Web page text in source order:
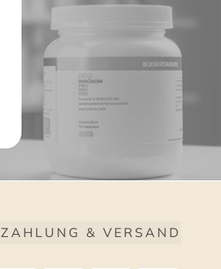
ZAHLUNG & VERSAND